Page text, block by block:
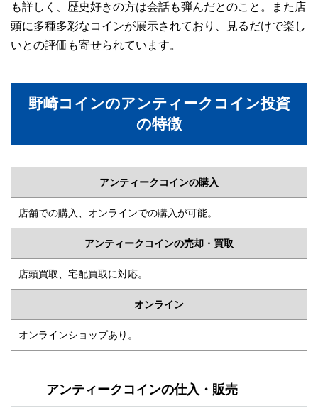
も詳しく、歴史好きの方は会話も弾んだとのこと。また店
頭に多種多彩なコインが展示されており、見るだけで楽し
いとの評価も寄せられています。
野崎コインのアンティークコイン投資
の特徴
アンティークコインの購入
店舗での購入、オンラインでの購入が可能。
アンティークコインの売却・買取
店頭買取、宅配買取に対応。
オンライン
オンラインショップあり。
アンティークコインの仕入・販売